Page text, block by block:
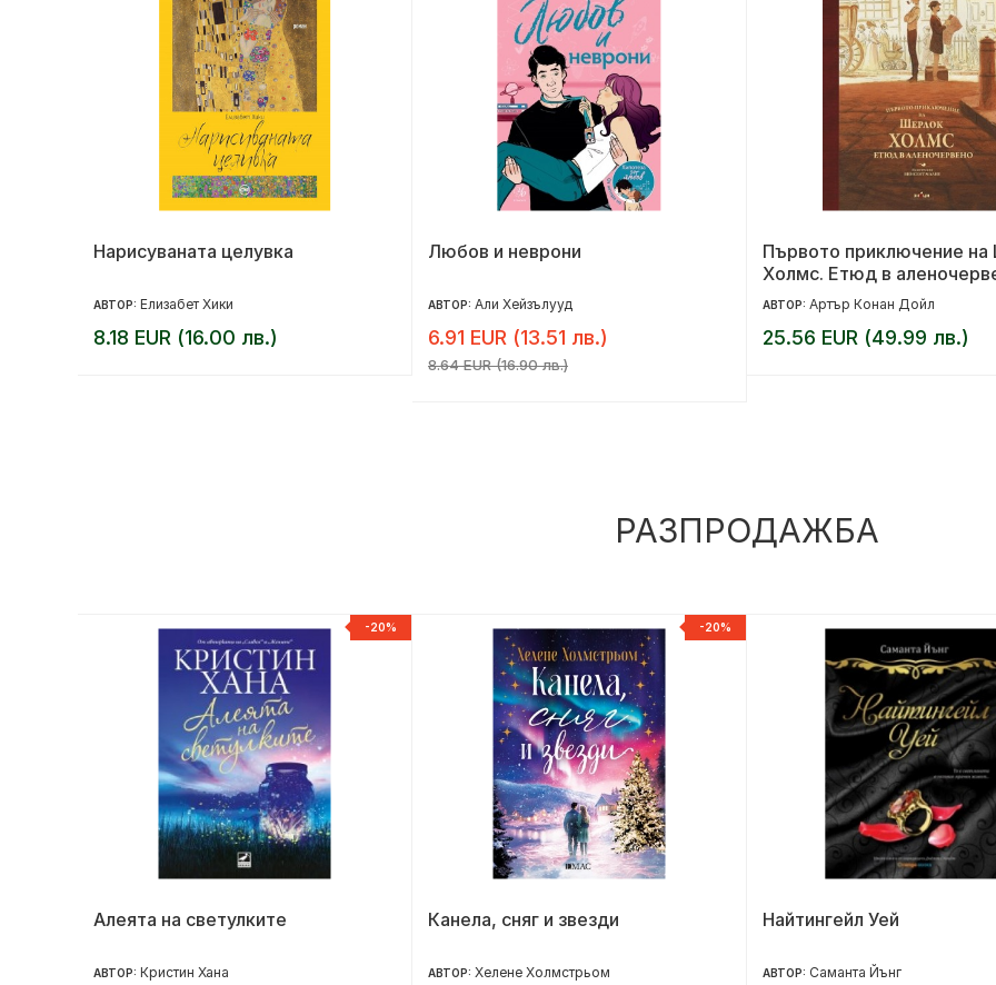
Нарисуваната целувка
АВТОР: Елизабет Хики
8.18 EUR (16.00 лв.)
Любов и неврони
АВТОР: Али Хейзълууд
6.91 EUR (13.51 лв.)
8.64 EUR (16.90 лв.)
Първото приключение
Холмс. Етюд в
АВТОР: Артър Конан Дойл
25.56 EUR (49.99 лв.)
РАЗПРОДАЖБА
-20%
Алеята на светулките
АВТОР: Кристин Хана
-20%
Канела, сняг и звезди
АВТОР: Хелене Холмстрьом
Найтингейл Уей
АВТОР: Саманта Йънг